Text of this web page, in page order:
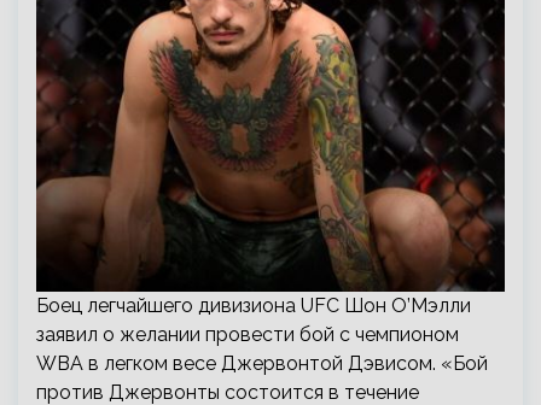
Боец легчайшего дивизиона UFC Шон О’Мэлли
заявил о желании провести бой с чемпионом
WBA в легком весе Джервонтой Дэвисом. «Бой
против Джервонты состоится в течение